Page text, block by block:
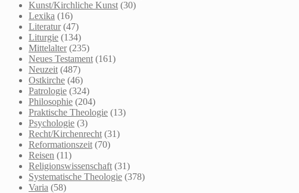
Kunst/Kirchliche Kunst (30)
Lexika (16)
Literatur (47)
Liturgie (134)
Mittelalter (235)
Neues Testament (161)
Neuzeit (487)
Ostkirche (46)
Patrologie (324)
Philosophie (204)
Praktische Theologie (13)
Psychologie (3)
Recht/Kirchenrecht (31)
Reformationszeit (70)
Reisen (11)
Religionswissenschaft (31)
Systematische Theologie (378)
Varia (58)